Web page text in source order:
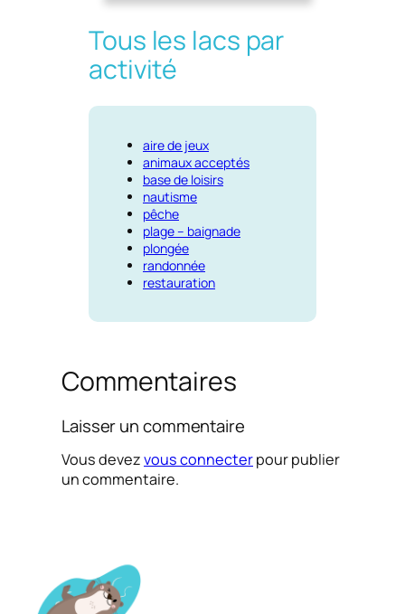
Tous les lacs par
activité
aire de jeux
animaux acceptés
base de loisirs
nautisme
pêche
plage – baignade
plongée
randonnée
restauration
Commentaires
Laisser un commentaire
Vous devezvous connecterpour publier
un commentaire.